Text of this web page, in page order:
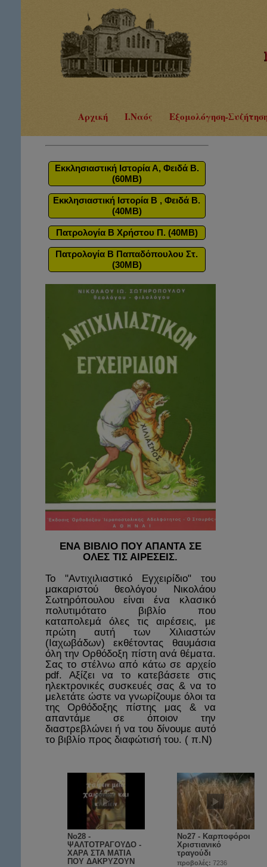
Αρχική Ι.Ναός Εξομολόγηση-
Εκκλησιαστική Ιστορία Α, Φειδά Β.
(60MB)
Εκκλησιαστική Ιστορία Β , Φειδά Β.
(40MB)
Πατρολογία Β Χρήστου Π. (40MB)
Πατρολογία Β Παπαδόπουλου Στ.
(30MB)
ΕΝΑ ΒΙΒΛΙΟ ΠΟΥ ΑΠΑΝΤΑ ΣΕ
ΟΛΕΣ ΤΙΣ ΑΙΡΕΣΕΙΣ.
Το "Αντιχιλιαστικό Εγχειρίδιο" του
μακαριστού θεολόγου Νικολάου
Σωτηρόπουλου είναι ένα κλασικό
πολυτιμότατο βιβλίο που
καταπολεμά όλες τις αιρέσεις, με
πρώτη αυτή των Χιλιαστών
(Ιαχωβάδων) εκθέτοντας θαυμάσια
όλη την Ορθόδοξη πίστη ανά θέματα.
Σας το στέλνω από κάτω σε αρχείο
pdf. Αξίζει να το κατεβάσετε στις
ηλεκτρονικές συσκευές σας & να το
μελετάτε ώστε να γνωρίζουμε όλοι τα
της Ορθόδοξης πίστης μας & να
απαντάμε σε όποιον την
διαστρεβλώνει ή να του δίνουμε αυτό
το βιβλίο προς διαφώτισή του. ( π.Ν)
Νο28 -
ΨΑΛΤΟΤΡΑΓΟΥΔΟ -
ΧΑΡΑ ΣΤΑ ΜΑΤΙΑ
ΠΟΥ ΔΑΚΡΥΖΟΥΝ
Νο27 - Καρποφόροι
Χριστιανικό
τραγούδι
προβολές: 7236